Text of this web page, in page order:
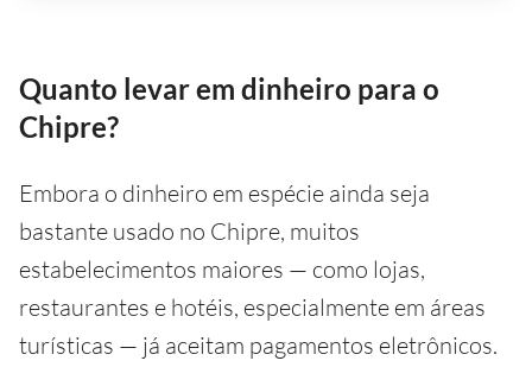
Quanto levar em dinheiro para o
Chipre?
Embora o dinheiro em espécie ainda seja
bastante usado no Chipre, muitos
estabelecimentos maiores — como lojas,
restaurantes e hotéis, especialmente em áreas
turísticas — já aceitam pagamentos eletrônicos.